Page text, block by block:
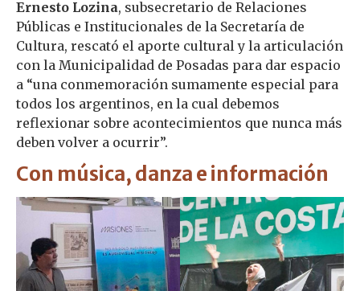
Ernesto Lozina, subsecretario de Relaciones
Públicas e Institucionales de la Secretaría de
Cultura, rescató el aporte cultural y la articulación
con la Municipalidad de Posadas para dar espacio
a “una conmemoración sumamente especial para
todos los argentinos, en la cual debemos
reflexionar sobre acontecimientos que nunca más
deben volver a ocurrir”.
Con música, danza e información